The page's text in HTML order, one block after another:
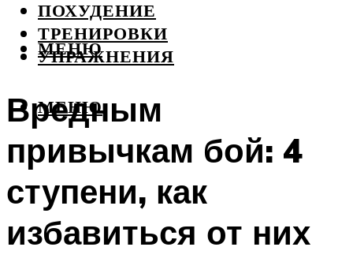
ПОХУДЕНИЕ
ТРЕНИРОВКИ
УПРАЖНЕНИЯ
МЕНЮ
МЕНЮ
Вредным
привычкам бой: 4
ступени, как
избавиться от них